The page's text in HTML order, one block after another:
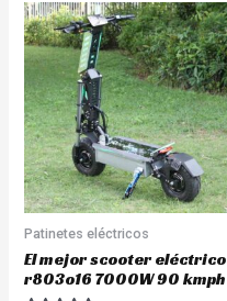
Patinetes eléctricos
El mejor scooter eléctrico
r803o16 7000W 90 kmph